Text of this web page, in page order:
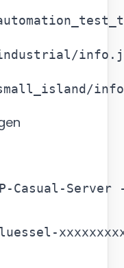
Casual-